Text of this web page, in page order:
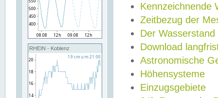
RHEIN - Koblenz
Kennzeichnende
Zeitbezug der
Der Wasserstand
Download
Astronomische
Höhensysteme
Einzugsgebiete